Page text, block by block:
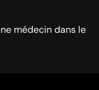
médecin dans le